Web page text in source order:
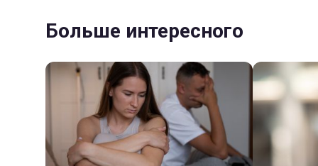
Больше интересного